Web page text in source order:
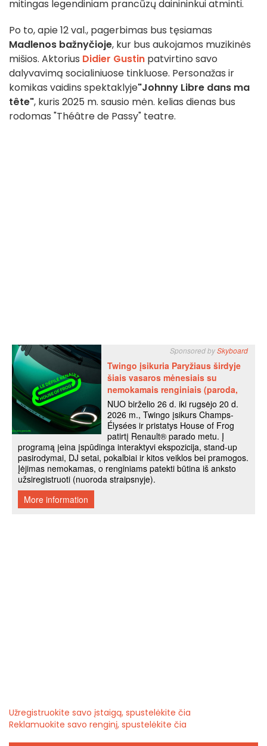
mitingas legendiniam prancūzų dainininkui atminti.
Po to, apie 12 val., pagerbimas bus tęsiamas
Madlenos bažnyčioje, kur bus aukojamos muzikinės
mišios. Aktorius Didier Gustin patvirtino savo
dalyvavimą socialiniuose tinkluose. Personažas ir
komikas vaidins spektaklyje"Johnny Libre dans ma
tête", kuris 2025 m. sausio mėn. kelias dienas bus
rodomas "Théâtre de Passy" teatre.
Užregistruokite savo įstaigą, spustelėkite čia
Reklamuokite savo renginį, spustelėkite čia